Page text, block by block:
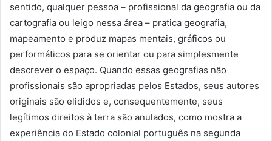
sentido, qualquer pessoa – profissional da geografia ou da
cartografia ou leigo nessa área – pratica geografia,
mapeamento e produz mapas mentais, gráficos ou
performáticos para se orientar ou para simplesmente
descrever o espaço. Quando essas geografias não
profissionais são apropriadas pelos Estados, seus autores
originais são elididos e, consequentemente, seus
legítimos direitos à terra são anulados, como mostra a
experiência do Estado colonial português na segunda